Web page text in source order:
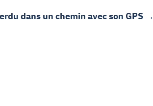
dans un chemin avec son GPS→